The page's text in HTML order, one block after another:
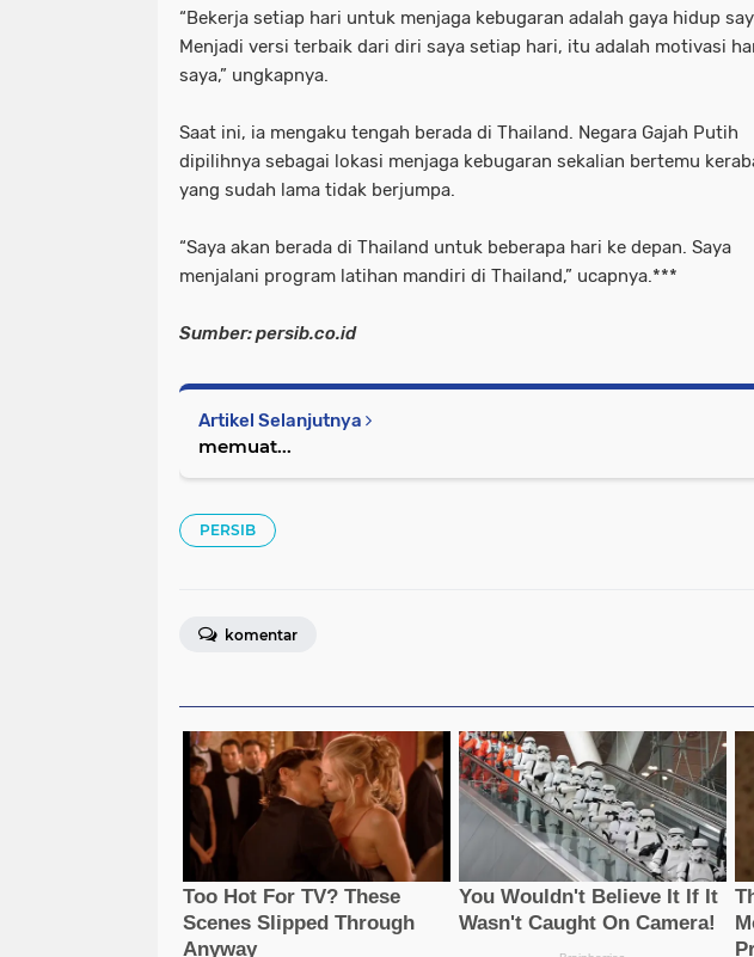
“Bekerja setiap hari untuk menjaga kebugaran adalah gaya hidup
Menjadi versi terbaik dari diri saya setiap hari, itu adalah motivasi
saya,” ungkapnya.
Saat ini, ia mengaku tengah berada di Thailand. Negara Gajah Putih
dipilihnya sebagai lokasi menjaga kebugaran sekalian bertemu
yang sudah lama tidak berjumpa.
“Saya akan berada di Thailand untuk beberapa hari ke depan. Saya
menjalani program latihan mandiri di Thailand,” ucapnya.***
Sumber: persib.co.id
Artikel Selanjutnya
memuat...
PERSIB
komentar